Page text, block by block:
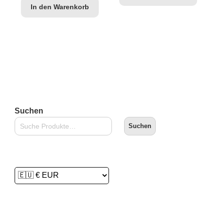
In den Warenkorb
Suchen
Suchen